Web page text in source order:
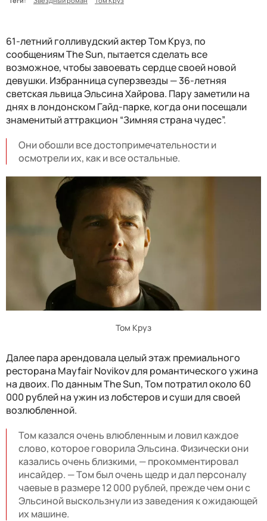
61-летний голливудский актер Том Круз, по
сообщениям The Sun, пытается сделать все
возможное, чтобы завоевать сердце своей новой
девушки. Избранница суперзвезды — 36-летняя
светская львица Эльсина Хайрова. Пару заметили на
днях в лондонском Гайд-парке, когда они посещали
знаменитый аттракцион “Зимняя страна чудес”.
Они обошли все достопримечательности и
осмотрели их, как и все остальные.
Том Круз
Далее пара арендовала целый этаж премиального
ресторана Mayfair Novikov для романтического ужина
на двоих. По данным The Sun, Том потратил около 60
000 рублей на ужин из лобстеров и суши для своей
возлюбленной.
Том казался очень влюбленным и ловил каждое
слово, которое говорила Эльсина. Физически они
казались очень близкими, — прокомментировал
инсайдер. — Том был очень щедр и дал персоналу
чаевые в размере 12 000 рублей, прежде чем они с
Эльсиной выскользнули из заведения к ожидающей
их машине.